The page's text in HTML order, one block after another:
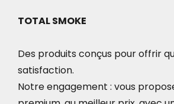
TOTAL SMOKE
Des produits conçus pour offrir
satisfaction.
Notre engagement : vous